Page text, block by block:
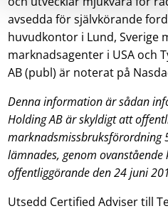
avsedda för självkörande
huvudkontor i Lund, Sverige
marknadsagenter i USA och
AB (publ) är noterat på
Denna information är sådan
Holding AB är skyldigt att
marknadsmissbruksförordning
lämnades, genom
offentliggörande den 24 juni
Utsedd Certified Adviser till